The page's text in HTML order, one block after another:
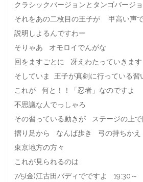
クラシックバージョンとタンゴバージ
それをあの二枚目の王子が 甲高い声
説明しよるんですわー
そりゃあ オモロイでんがな
回をますごとに 冴えわたっていきます
そしていま 王子が真剣に行っている習
これが 何と！！「忍者」なのですよ
不思議な人でっしゃろ
その習っている動きが ステージの上
摺り足から なんば歩き 弓の持ちかえ
東京地方の方々
これが見られるのは
7/5(金)江古田バディでですよ 19:30～